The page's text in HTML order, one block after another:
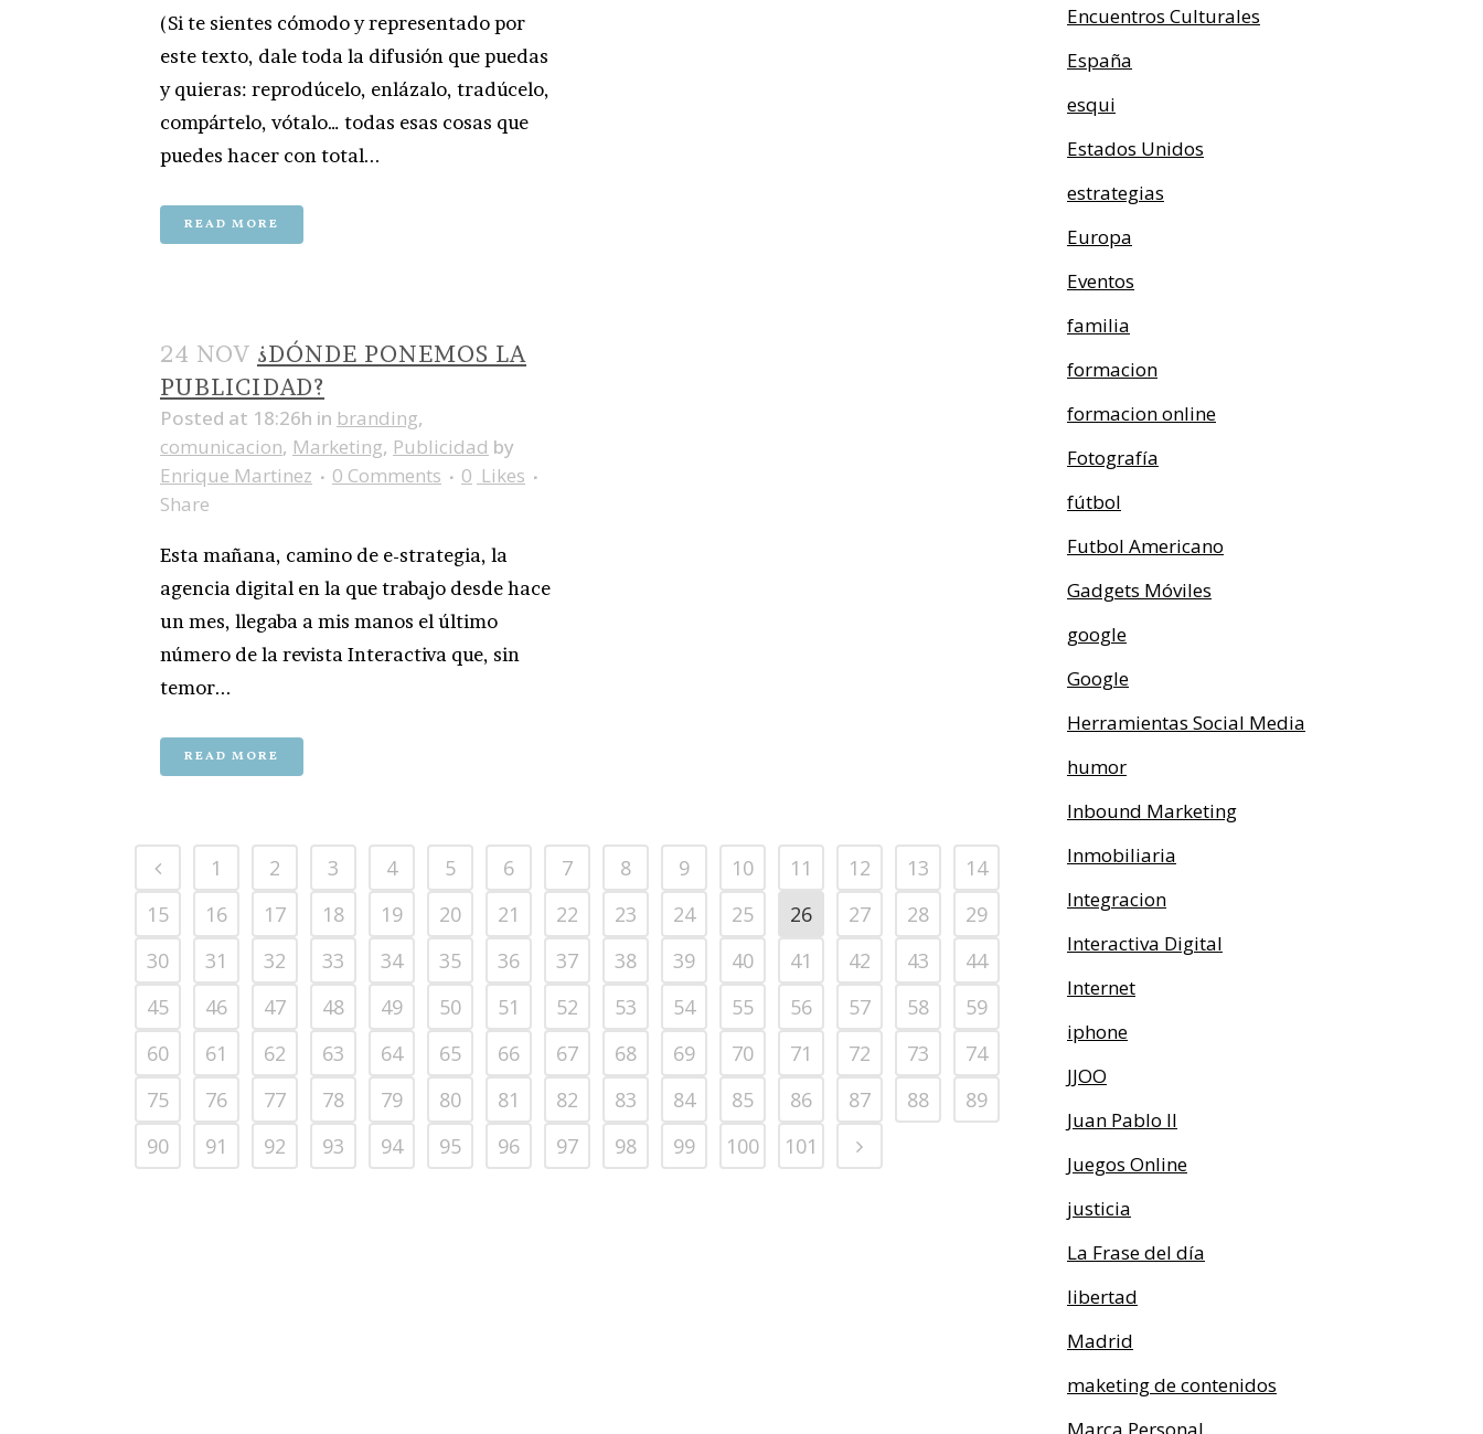
(Si te sientes cómodo y representado por
este texto, dale toda la difusión que puedas
y quieras: reprodúcelo, enlázalo, tradúcelo,
compártelo, vótalo… todas esas cosas que
puedes hacer con total...
READ MORE
24 NOV ¿DÓNDE PONEMOS LA
PUBLICIDAD?
Posted at 18:26h in branding,
comunicacion, Marketing, Publicidad by
Enrique Martinez
0 Comments 0 Likes
Share
Esta mañana, camino de e-strategia, la
agencia digital en la que trabajo desde hace
un mes, llegaba a mis manos el último
número de la revista Interactiva que, sin
temor...
READ MORE
1 2 3 4 5 6 7 8 9 10 11 12 13
14
15
16 17 18 19 20 21 22 23 24 25 26 27 28
29
30
31 32 33 34 35 36 37 38 39 40 41 42 43
44
45
46 47 48 49 50 51 52 53 54 55 56 57 58
59
60
61 62 63 64 65 66 67 68 69 70 71 72 73
74
75
76 77 78 79 80 81 82 83 84 85 86 87 88
89
90
91 92 93 94 95 96 97 98 99 100 101
Encuentros Culturales
España
esqui
Estados Unidos
estrategias
Europa
Eventos
familia
formacion
formacion online
Fotografía
fútbol
Futbol Americano
Gadgets Móviles
google
Google
Herramientas Social Media
humor
Inbound Marketing
Inmobiliaria
Integracion
Interactiva Digital
Internet
iphone
JJOO
Juan Pablo II
Juegos Online
justicia
La Frase del día
libertad
Madrid
maketing de contenidos